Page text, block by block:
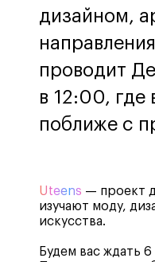
дизайном,
проводит
в 12:00, где
поближе с
Uteens — проект
изучают моду,
искусства.
Будем вас ждать